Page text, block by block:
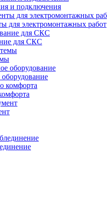
и подключения
для электромонтажных работ
для СКС